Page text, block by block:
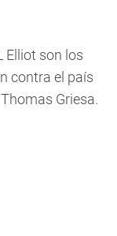
Elliot son los
contra el país
Griesa.